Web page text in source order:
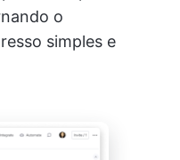
o
simples e